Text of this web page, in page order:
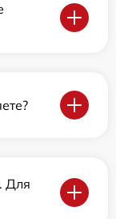
Для